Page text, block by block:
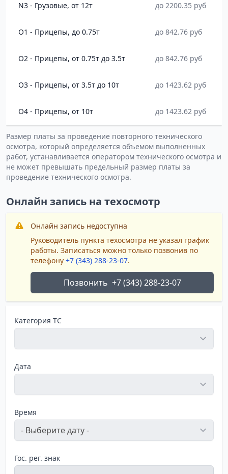
N3 - Грузовые, от 12т до 2200.35 руб
O1 - Прицепы, до 0.75т до 842.76 руб
O2 - Прицепы, от 0.75т до 3.5т до 842.76 руб
O3 - Прицепы, от 3.5т до 10т до 1423.62 руб
O4 - Прицепы, от 10т до 1423.62 руб
Размер платы за проведение повторного технического
осмотра, который определяется объемом выполненных
работ, устанавливается оператором технического осмотра и
не может превышать предельный размер платы за
проведение технического осмотра.
Онлайн запись на техосмотр
Онлайн запись недоступна
Руководитель пункта техосмотра не указал график
работы. Записаться можно только позвонив по
телефону +7 (343) 288-23-07.
Позвонить +7 (343) 288-23-07
Категория ТС
Дата
Время
Гос. рег. знак